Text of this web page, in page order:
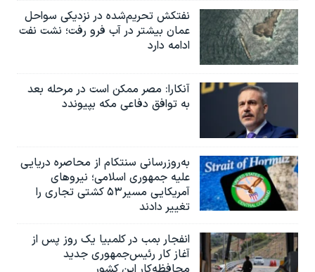
نفتکش تحریم‌شده در نزدیکی سواحل
عمان بیشتر در آب فرو رفت؛ نشت نفت
ادامه دارد
آنکارا: مصر ممکن است در مرحله بعد
به توافق دفاعی مکه بپیوندد
به‌روزرسانی سنتکام از محاصره دریایی
علیه جمهوری اسلامی؛ نیروهای
آمریکایی مسیر۵۳ کشتی تجاری را
تغییر دادند
انفجار بمب‌‌ در کلمبیا یک روز پس از
آغاز کار رئیس‌جمهوری جدید